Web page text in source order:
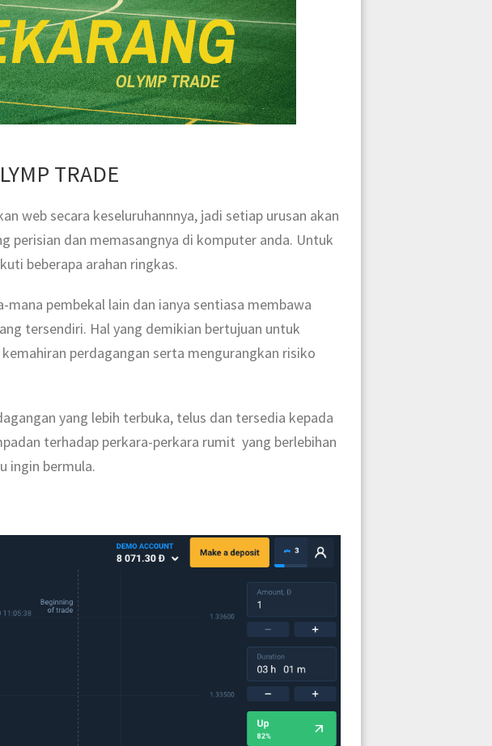
TRADE
web secara keseluruhannnya, jadi setiap urusan akan
perisian dan memasangnya di komputer anda. Untuk
beberapa arahan ringkas.
pembekal lain dan ianya sentiasa membawa
tersendiri. Hal yang demikian bertujuan untuk
perdagangan serta mengurangkan risiko
yang lebih terbuka, telus dan tersedia kepada
terhadap perkara-perkara rumit yang berlebihan
ingin bermula.